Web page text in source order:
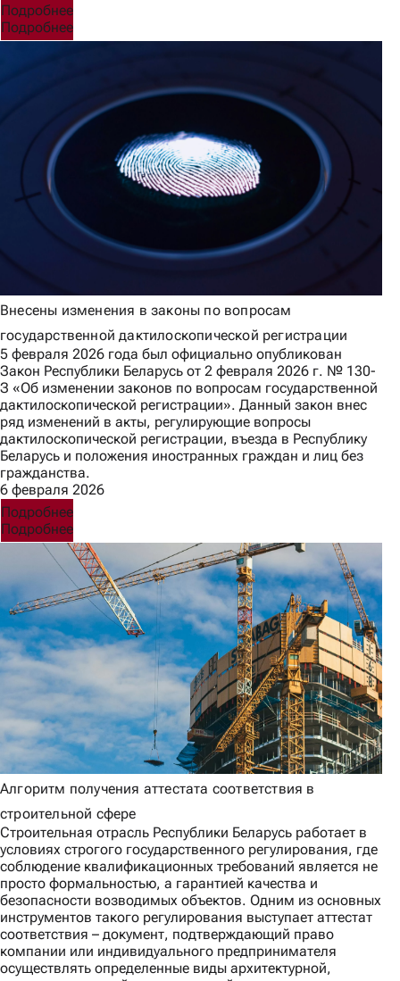
Подробнее
Подробнее
Внесены изменения в законы по вопросам
государственной дактилоскопической регистрации
5 февраля 2026 года был официально опубликован
Закон Республики Беларусь от 2 февраля 2026 г. № 130-
З «Об изменении законов по вопросам государственной
дактилоскопической регистрации». Данный закон внес
ряд изменений в акты, регулирующие вопросы
дактилоскопической регистрации, въезда в Республику
Беларусь и положения иностранных граждан и лиц без
гражданства.
6 февраля 2026
Подробнее
Подробнее
Алгоритм получения аттестата соответствия в
строительной сфере
Строительная отрасль Республики Беларусь работает в
условиях строгого государственного регулирования, где
соблюдение квалификационных требований является не
просто формальностью, а гарантией качества и
безопасности возводимых объектов. Одним из основных
инструментов такого регулирования выступает аттестат
соответствия – документ, подтверждающий право
компании или индивидуального предпринимателя
осуществлять определенные виды архитектурной,